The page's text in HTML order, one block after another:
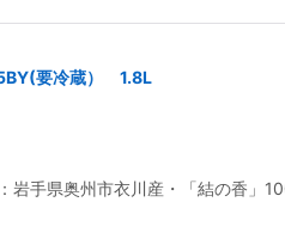
要冷蔵） 1.8L
岩手県奥州市衣川産・「結の